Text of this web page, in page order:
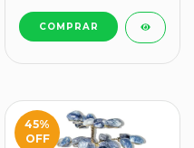
45%
OFF